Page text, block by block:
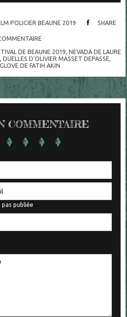
POLICIER BEAUNE 2019 SHARE
DE BEAUNE 2019 NEVADA DE LAURE
,DUELLES D'OLIVIER MASSET DEPASSE
DE FATIH AKIN
COMMENTAIRE
publiée